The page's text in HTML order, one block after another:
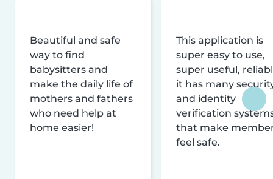
Beautiful and safe
way to find
babysitters and
make the daily life of
mothers and fathers
who need help at
home easier!
This application is
super easy to use,
super useful,
it has many
and identity
verification
that make
feel safe.